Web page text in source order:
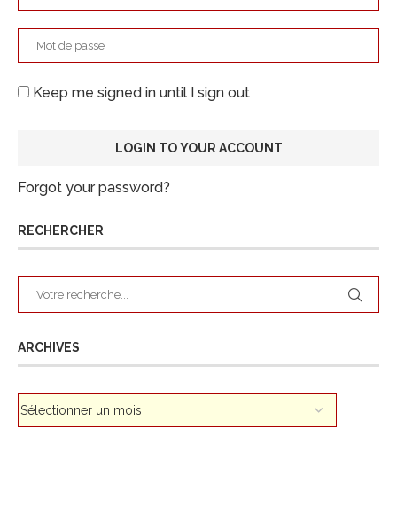
Keep me signed in until I sign out
Forgot your password?
RECHERCHER
ARCHIVES